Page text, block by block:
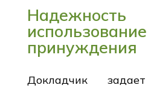
использование
принуждения
Докладчик